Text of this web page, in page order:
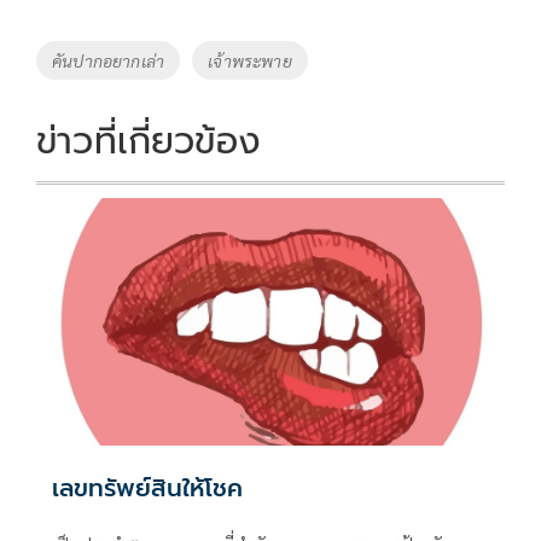
b
o
k
er y
Li
k
Tags
คันปากอยากเล่า เจ้าพระพาย
ข่าวที่เกี่ยวข้อง
เลขทรัพย์สินให้โชค